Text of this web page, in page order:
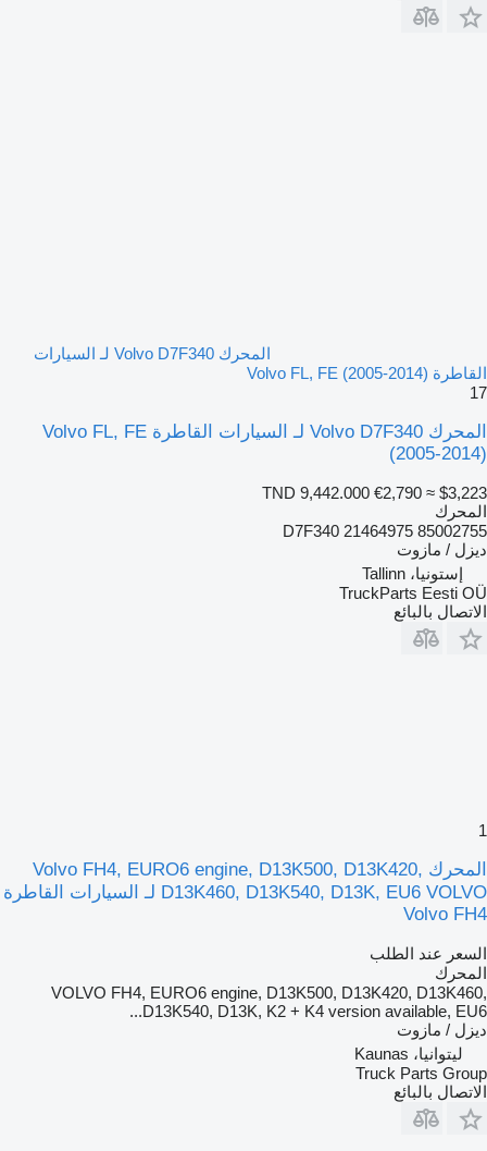
المحرك Volvo D7F340 لـ السيارات
القاطرة Volvo FL, FE (2005-2014)
17
المحرك Volvo D7F340 لـ السيارات القاطرة Volvo FL, FE
(2005-2014)
TND 9,442.000 €2,790 ≈ $3,223
المحرك
D7F340 21464975 85002755
ديزل / مازوت
إستونيا، Tallinn
TruckParts Eesti OÜ
الاتصال بالبائع
1
المحرك Volvo FH4, EURO6 engine, D13K500, D13K420,
D13K460, D13K540, D13K, EU6 VOLVO لـ السيارات القاطرة
Volvo FH4
السعر عند الطلب
المحرك
VOLVO FH4, EURO6 engine, D13K500, D13K420, D13K460,
D13K540, D13K, K2 + K4 version available, EU6...
ديزل / مازوت
ليتوانيا، Kaunas
Truck Parts Group
الاتصال بالبائع